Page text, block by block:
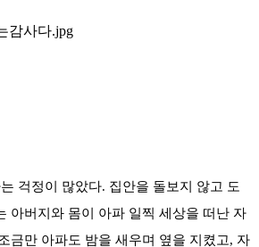
걱정이 많았다. 집안을 돌보지 않고 도
아버지와 몸이 아파 일찍 세상을 떠난 자
금만 아파도 밤을 새우며 옆을 지켰고, 자